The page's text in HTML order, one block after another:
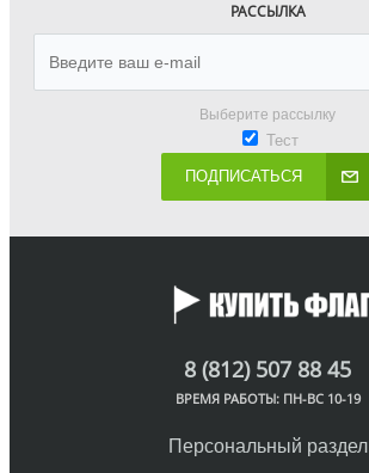
РАССЫЛКА
Выберите рассылку
Тест
ПОДПИСАТЬСЯ
8 (812) 507 88 45
ВРЕМЯ РАБОТЫ: ПН-ВС 10-19
Персональный раздел